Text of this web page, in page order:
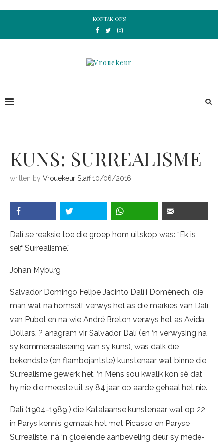
KONTAK ONS
KUNS: SURREALISME
written by Vrouekeur Staff 10/06/2016
Dalí se reaksie toe die groep hom uitskop was: “Ek is
self Surrealisme.”
Johan Myburg
Salvador Domingo Felipe Jacinto Dalí i Domènech, die
man wat na homself verwys het as die markies van Dalí
van Pubol en na wie André Breton verwys het as Avida
Dollars, ? anagram vir Salvador Dalí (en ‘n verwysing na
sy kommersialisering van sy kuns), was dalk die
bekendste (en flambojantste) kunstenaar wat binne die
Surrealisme gewerk het. ‘n Mens sou kwalik kon sê dat
hy nie die meeste uit sy 84 jaar op aarde gehaal het nie.
Dalí (1904-1989,) die Katalaanse kunstenaar wat op 22
in Parys kennis gemaak het met Picasso en Paryse
Surrealiste, ná ‘n gloeiende aanbeveling deur sy mede-